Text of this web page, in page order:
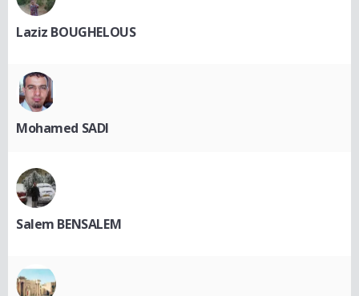
Laziz BOUGHELOUS
Mohamed SADI
Salem BENSALEM